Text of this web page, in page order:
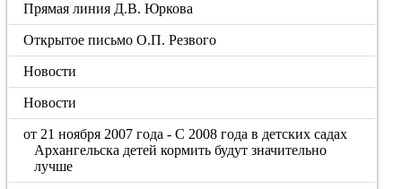
Прямая линия Д.В. Юркова
Открытое письмо О.П. Резвого
Новости
Новости
от 21 ноября 2007 года - С 2008 года в детских садах
Архангельска детей кормить будут значительно
лучше